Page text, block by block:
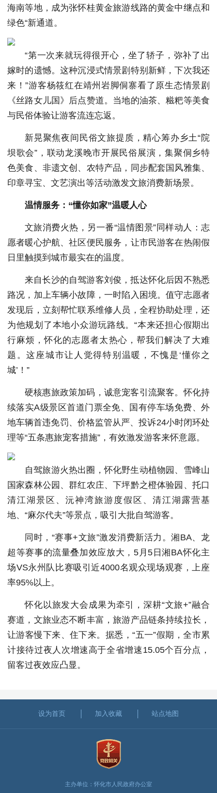
海南等地，成为张怀桂黄金旅游线路的黄金中继点和
绿色“新通道。
“第一次来就玩得很开心，坐了轿子，弥补了出
嫁时的遗憾。这种沉浸式情景剧特别新鲜，下次我还
来！”游客杨筱红在靖州岩脚侗寨看了原生态情景剧
《丝路女儿国》后点赞道。当地的油茶、糍粑等美食
与民俗体验让游客流连忘返。
新晃聚焦夜间民俗文旅提质，精心筹办乡土“院
坝歌会”，联动龙溪晚市开展民俗展演，集聚侗乡特
色美食、非遗文创、农特产品，同步配套国风雅集、
印章寻宝、文艺演出等活动激发文旅消费新场景。
温情服务：“懂你如家”温暖人心
文旅消费火热，另一番“温情图景”同样动人：志
愿者暖心护航、社区便民服务，让市民游客在热闹假
日里触摸到城市最实在的温度。
来自长沙的自驾游客刘俊，抵达怀化后因不熟悉
路况，加上车辆小故障，一时陷入困境。值守志愿者
发现后，立刻帮忙联系维修人员，全程协助处理，还
为他规划了本地小众游玩路线。“本来还担心假期出
行麻烦，怀化的志愿者太热心，帮我们解决了大难
题。这座城市让人觉得特别温暖，不愧是‘懂你之
城’！”
硬核惠旅政策加码，诚意宠客引流聚客。怀化持
续落实A级景区首道门票全免、国有停车场免费、外
地车辆首违免罚、价格监管从严、投诉24小时闭环处
理等“五条惠旅宠客措施”，有效激发游客来怀意愿。
自驾旅游火热出圈，怀化野生动植物园、雪峰山
国家森林公园、群红农庄、下坪黔之橙体验园、托口
清江湖景区、沅神湾旅游度假区、清江湖露营基
地、“麻尔代夫”等景点，吸引大批自驾游客。
同时，“赛事+文旅”激发消费新活力。湘BA、龙
超等赛事的流量叠加效应放大，5月5日湘BA怀化主
场VS永州队比赛吸引近4000名观众现场观赛，上座
率95%以上。
怀化以旅发大会成果为牵引，深耕“文旅+”融合
赛道，文旅业态不断丰富，旅游产品链条持续拉长，
让游客慢下来、住下来。据悉，“五一”假期，全市累
计接待过夜人次增速高于全省增速15.05个百分点，
留客过夜效应凸显。
设为首页 加入收藏 站点地图
主办单位：怀化市人民政府办公室